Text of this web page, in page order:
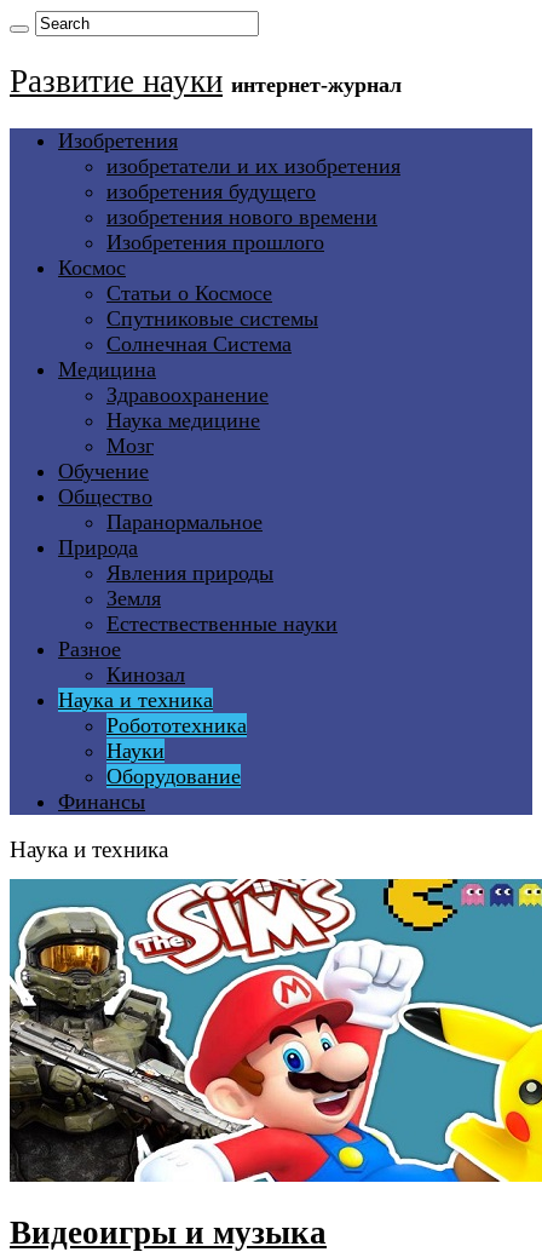
Развитие науки интернет-журнал
Изобретения
изобретатели и их изобретения
изобретения будущего
изобретения нового времени
Изобретения прошлого
Космос
Статьи о Космосе
Спутниковые системы
Солнечная Система
Медицина
Здравоохранение
Наука медицине
Мозг
Обучение
Общество
Паранормальное
Природа
Явления природы
Земля
Естествественные науки
Разное
Кинозал
Наука и техника
Робототехника
Науки
Оборудование
Финансы
Наука и техника
Видеоигры и музыка